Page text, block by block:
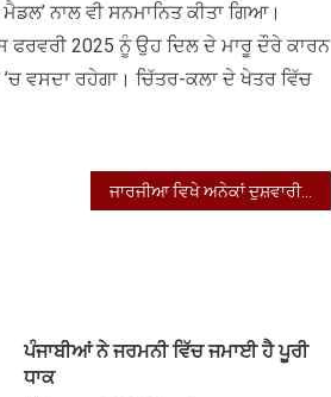
ਨਾਲ ਵੀ ਸਨਮਾਨਿਤ ਕੀਤਾ ਗਿਆ।
2025 ਨੂੰ ਉਹ ਦਿਲ ਦੇ ਮਾਰੂ ਦੌਰੇ ਕਾਰਨ
ਵਸਦਾ ਰਹੇਗਾ। ਚਿੱਤਰ-ਕਲਾ ਦੇ ਖੇਤਰ ਵਿੱਚ
ਜਾਰਜੀਆ ਵਿਖੇ ਅਨੇਕਾਂ ਦੁਸ਼ਵਾਰੀਆਂ ਦੇ ਰੂਬਰੂ ਹਨ ਪੰਜਾਬੀ
ਪੰਜਾਬੀਆਂ ਨੇ ਜਰਮਨੀ ਵਿੱਚ ਜਮਾਈ ਹੈ ਪੂਰੀ
ਧਾਕ